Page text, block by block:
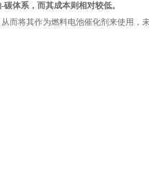
体系，而其成本则相对较低。
而将其作为燃料电池催化剂来使用，